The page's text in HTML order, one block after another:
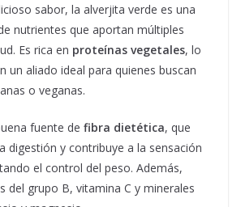
sabor, la alverjita verde es una
nutrientes que aportan múltiples
Es rica en proteínas vegetales, lo
un aliado ideal para quienes buscan
o veganas.
fuente de fibra dietética, que
digestión y contribuye a la sensación
el control del peso. Además,
del grupo B, vitamina C y minerales